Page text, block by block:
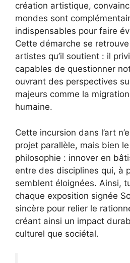
création artistique,
mondes sont
indispensables pour faire
Cette démarche se
artistes qu’il soutient : il
capables de questionner
ouvrant des perspectives
majeurs comme la
humaine.
Cette incursion dans l’art
projet parallèle, mais bien
philosophie : innover en
entre des disciplines qui, à
semblent éloignées. Ainsi,
chaque exposition signée
sincère pour relier le
créant ainsi un impact
culturel que sociétal.